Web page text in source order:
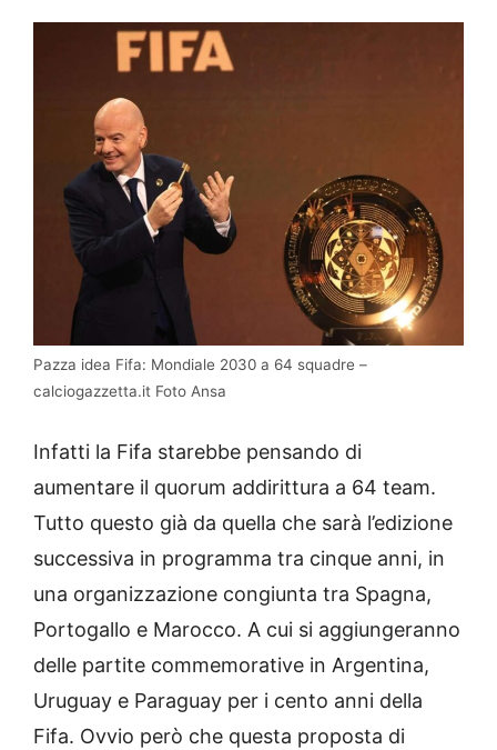
Pazza idea Fifa: Mondiale 2030 a 64 squadre –
calciogazzetta.it Foto Ansa
Infatti la Fifa starebbe pensando di
aumentare il quorum addirittura a 64 team.
Tutto questo già da quella che sarà l’edizione
successiva in programma tra cinque anni, in
una organizzazione congiunta tra Spagna,
Portogallo e Marocco. A cui si aggiungeranno
delle partite commemorative in Argentina,
Uruguay e Paraguay per i cento anni della
Fifa. Ovvio però che questa proposta di